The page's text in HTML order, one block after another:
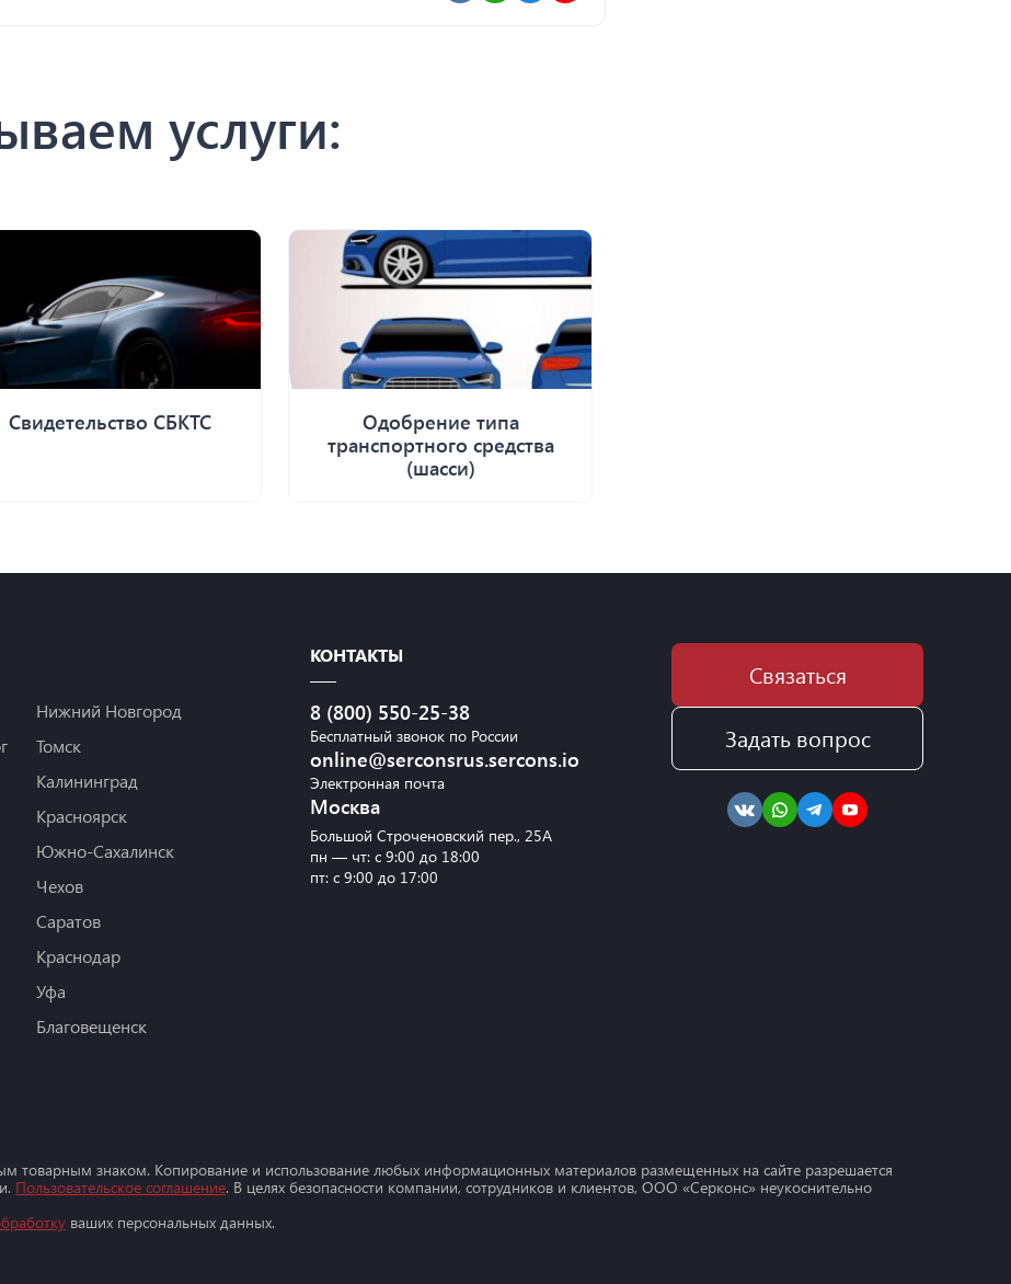
услуги:
Свидетельство СБКТС
Одобрение типа
транспортного средства
(шасси)
Нижний Новгород
Томск
Калининград
Красноярск
Южно-Сахалинск
Чехов
Саратов
Краснодар
Уфа
Благовещенск
КОНТАКТЫ
8 (800) 550-25-38
Бесплатный звонок по России
online@serconsrus.sercons.io
Электронная почта
Москва
Большой Строченовский пер., 25А
пн — чт: с 9:00 до 18:00
пт: с 9:00 до 17:00
Связаться
Задать вопрос
товарным знаком. Копирование и использование любых информационных материалов размещенных на сайте разрешается
Пользовательское соглашение. В целях безопасности компании, сотрудников и клиентов, ООО «Серконс» неукоснительно
ваших персональных данных.